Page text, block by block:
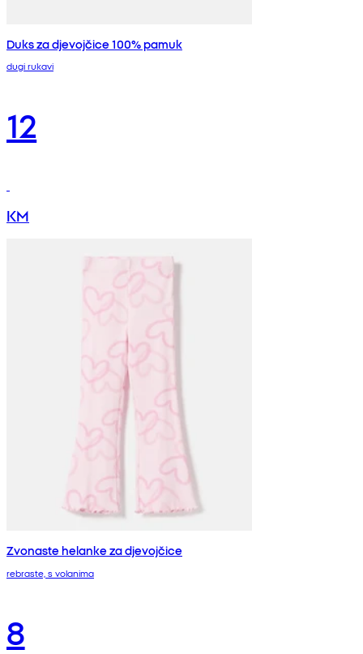
Duks za djevojčice 100% pamuk
dugi rukavi
12
KM
Zvonaste helanke za djevojčice
rebraste, s volanima
8